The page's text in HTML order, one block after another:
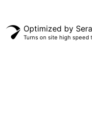
Optimized by
Turns on site high speed